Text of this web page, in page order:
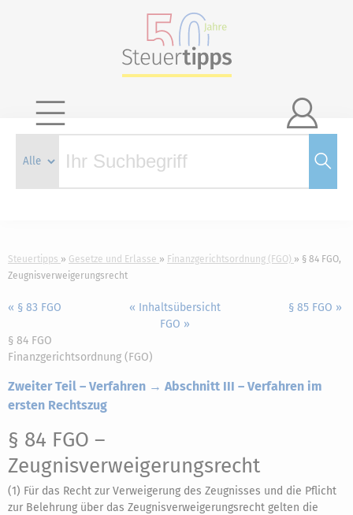

Steuertipps Gesetze und Erlasse Finanzgerichtsordnung (FGO)
§ 84 FGO,
Zeugnisverweigerungsrecht
« § 83 FGO
« Inhaltsübersicht
FGO »
§ 85 FGO »
§ 84 FGO
Finanzgerichtsordnung (FGO)
Zweiter Teil – Verfahren → Abschnitt III – Verfahren im
ersten Rechtszug
§ 84 FGO –
Zeugnisverweigerungsrecht
(1) Für das Recht zur Verweigerung des Zeugnisses und die Pflicht
zur Belehrung über das Zeugnisverweigerungsrecht gelten die